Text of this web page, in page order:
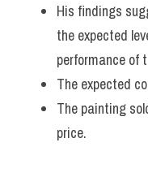
His findings
the expected
performance of
The expected
The painting
price.